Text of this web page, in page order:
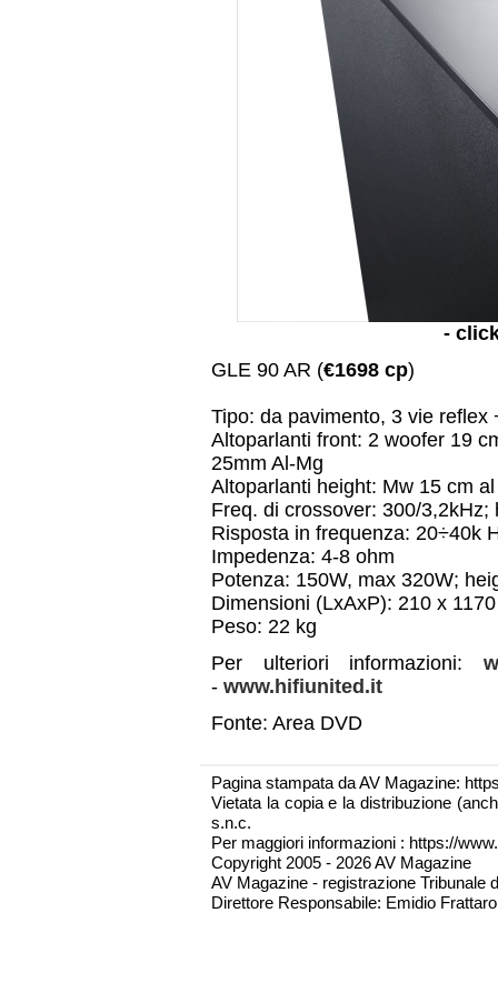
-
GLE 90 AR (€1698 cp)
Tipo: da pavimento, 3 vie
Altoparlanti front: 2 woofer 19
25mm Al-Mg
Altoparlanti height: Mw 15 cm
Freq. di crossover: 300/3,2kHz;
Risposta in frequenza: 20÷40k
Impedenza: 4-8 ohm
Potenza: 150W, max 320W;
Dimensioni (LxAxP): 210 x
Peso: 22 kg
Per ulteriori informazioni:
- www.hifiunited.it
Fonte: Area DVD
Pagina stampata da AV Magazine:
Vietata la copia e la distribuzione
s.n.c.
Per maggiori informazioni : https://
Copyright 2005 - 2026 AV Magazine
AV Magazine - registrazione Tribunale
Direttore Responsabile: Emidio